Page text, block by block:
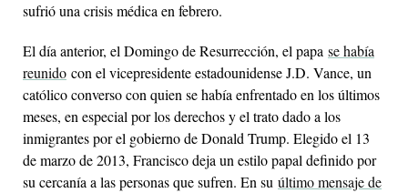
sufrió una crisis médica en febrero.
El día anterior, el Domingo de Resurrección, el papa se había
reunido con el vicepresidente estadounidense J.D. Vance, un
católico converso con quien se había enfrentado en los últimos
meses, en especial por los derechos y el trato dado a los
inmigrantes por el gobierno de Donald Trump. Elegido el 13
de marzo de 2013, Francisco deja un estilo papal definido por
su cercanía a las personas que sufren. En su último mensaje de